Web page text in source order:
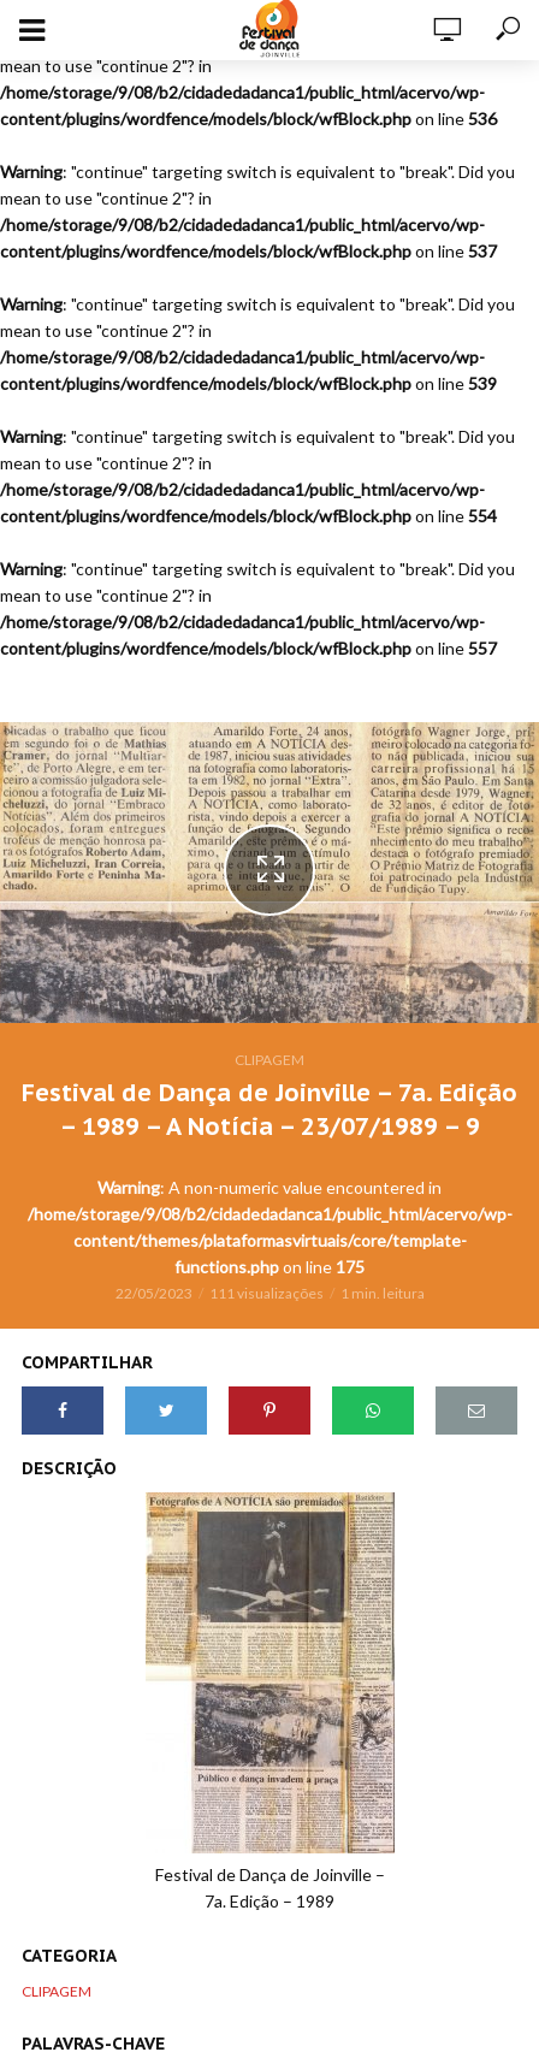
Warning
: "continue" targeting switch is equivalent to "break". Did you
mean to use "continue 2"? in
/home/storage/9/08/b2/cidadedadanca1/public_html/acervo/wp-
content/plugins/wordfence/models/block/wfBlock.phpon line536
Warning: "continue" targeting switch is equivalent to "break". Did you
mean to use "continue 2"? in
/home/storage/9/08/b2/cidadedadanca1/public_html/acervo/wp-
content/plugins/wordfence/models/block/wfBlock.phpon line537
Warning: "continue" targeting switch is equivalent to "break". Did you
mean to use "continue 2"? in
/home/storage/9/08/b2/cidadedadanca1/public_html/acervo/wp-
content/plugins/wordfence/models/block/wfBlock.phpon line539
Warning: "continue" targeting switch is equivalent to "break". Did you
mean to use "continue 2"? in
/home/storage/9/08/b2/cidadedadanca1/public_html/acervo/wp-
content/plugins/wordfence/models/block/wfBlock.phpon line554
Warning: "continue" targeting switch is equivalent to "break". Did you
mean to use "continue 2"? in
/home/storage/9/08/b2/cidadedadanca1/public_html/acervo/wp-
content/plugins/wordfence/models/block/wfBlock.phpon line557
Festival de Dança de Joinville - 7a. Edição - 1989
CLIPAGEM
Festival de Dança de Joinville – 7a. Edição
– 1989 – A Notícia – 23/07/1989 – 9
Warning: A non-numeric value encountered in
/home/storage/9/08/b2/cidadedadanca1/public_html/acervo/wp-
content/themes/plataformasvirtuais/core/template-
functions.phpon line 175
22/05/2023 111 visualizações 1 min. leitura
COMPARTILHAR
DESCRIÇÃO
Festival de Dança de Joinville –
7a. Edição – 1989
CATEGORIA
CLIPAGEM
PALAVRAS-CHAVE